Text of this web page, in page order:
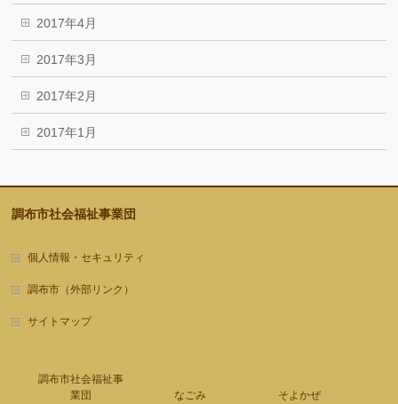
2017年4月
2017年3月
2017年2月
2017年1月
調布市社会福祉事業団
個人情報・セキュリティ
調布市（外部リンク）
サイトマップ
調布市社会福祉事
業団
なごみ そよかぜ